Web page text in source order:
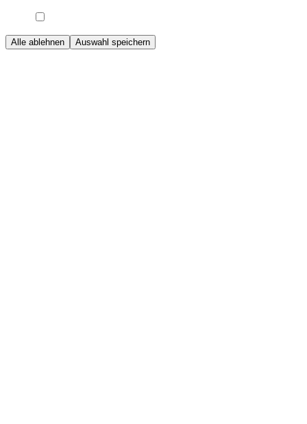
Alle ablehnen Auswahl speichern